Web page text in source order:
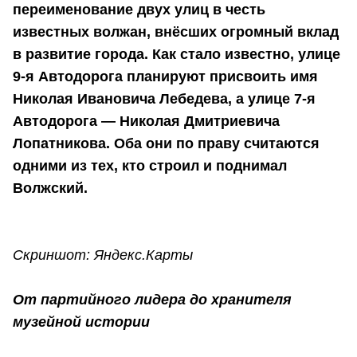
переименование двух улиц в честь
известных волжан, внёсших огромный вклад
в развитие города. Как стало известно, улице
9-я Автодорога планируют присвоить имя
Николая Ивановича Лебедева, а улице 7-я
Автодорога — Николая Дмитриевича
Лопатникова. Оба они по праву считаются
одними из тех, кто строил и поднимал
Волжский.
Скриншот: Яндекс.Карты
От партийного лидера до хранителя
музейной истории